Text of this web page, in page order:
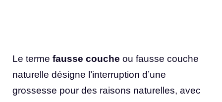
Le terme fausse couche ou fausse couche
naturelle désigne l’interruption d’une
grossesse pour des raisons naturelles, avec